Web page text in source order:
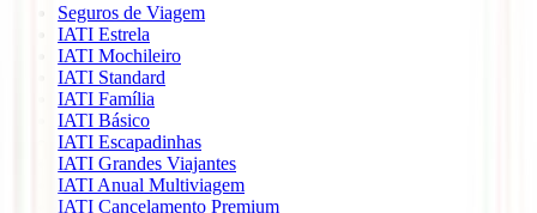
Seguros de Viagem
IATI Estrela
IATI Mochileiro
IATI Standard
IATI Família
IATI Básico
IATI Escapadinhas
IATI Grandes Viajantes
IATI Anual Multiviagem
IATI Cancelamento Premium